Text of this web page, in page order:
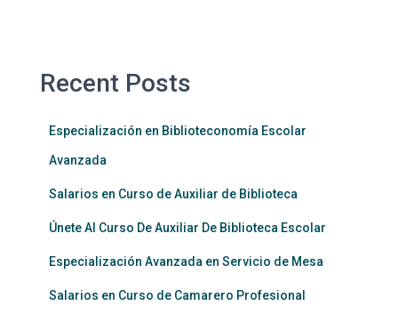
Recent Posts
Especialización en Biblioteconomía Escolar
Avanzada
Salarios en Curso de Auxiliar de Biblioteca
Únete Al Curso De Auxiliar De Biblioteca Escolar
Especialización Avanzada en Servicio de Mesa
Salarios en Curso de Camarero Profesional